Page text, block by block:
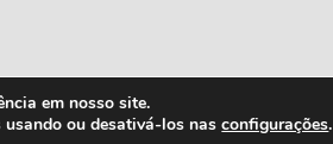
em nosso site.
usando ou desativá-los nasconfigurações.